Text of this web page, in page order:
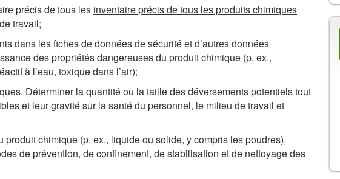
précis de tous les inventaire précis de tous les produits chimiques
travail;
dans les fiches de données de sécurité et d’autres données
des propriétés dangereuses du produit chimique (p. ex.,
à l’eau, toxique dans l’air);
Déterminer la quantité ou la taille des déversements potentiels tout
et leur gravité sur la santé du personnel, le milieu de travail et
produit chimique (p. ex., liquide ou solide, y compris les poudres),
de prévention, de confinement, de stabilisation et de nettoyage des